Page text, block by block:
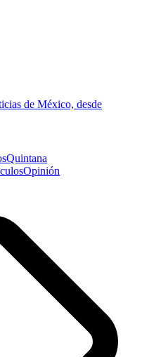
de México, desde
Quintana
Opinión